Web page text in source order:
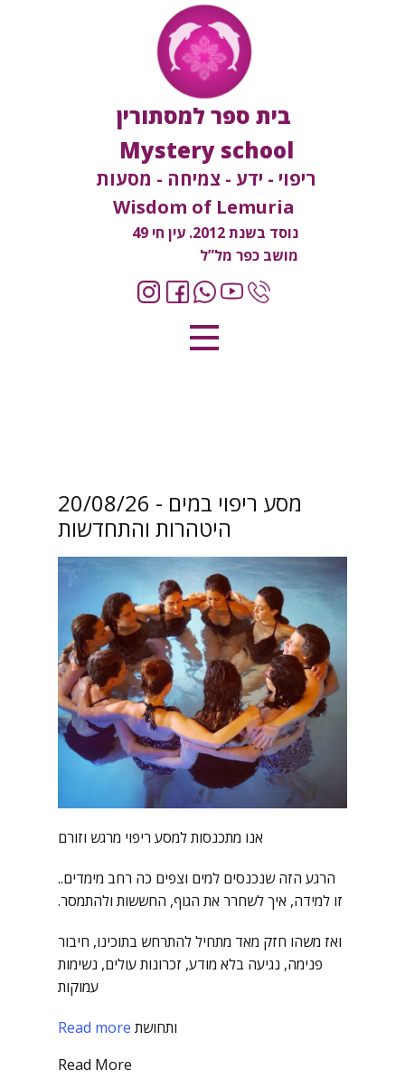
בית ספר למסתורין
Mystery school
ריפוי - ידע - צמיחה - מסעות
Wisdom of Lemuria
נוסד בשנת 2012. עין חי 49
מושב כפר מל”ל
20/08/26 מסע ריפוי במים -
היטהרות והתחדשות
אנו מתכנסות למסע ריפוי מרגש וזורם
הרגע הזה שנכנסים למים וצפים כה רחב מימדים..
זו למידה, איך לשחרר את הגוף, החששות ולהתמסר.
ואז משהו חזק מאד מתחיל להתרחש בתוכינו, חיבור
פנימה, נגיעה בלא מודע, זכרונות עולים, נשימות
עמוקות
ותחושת Read more
Read More